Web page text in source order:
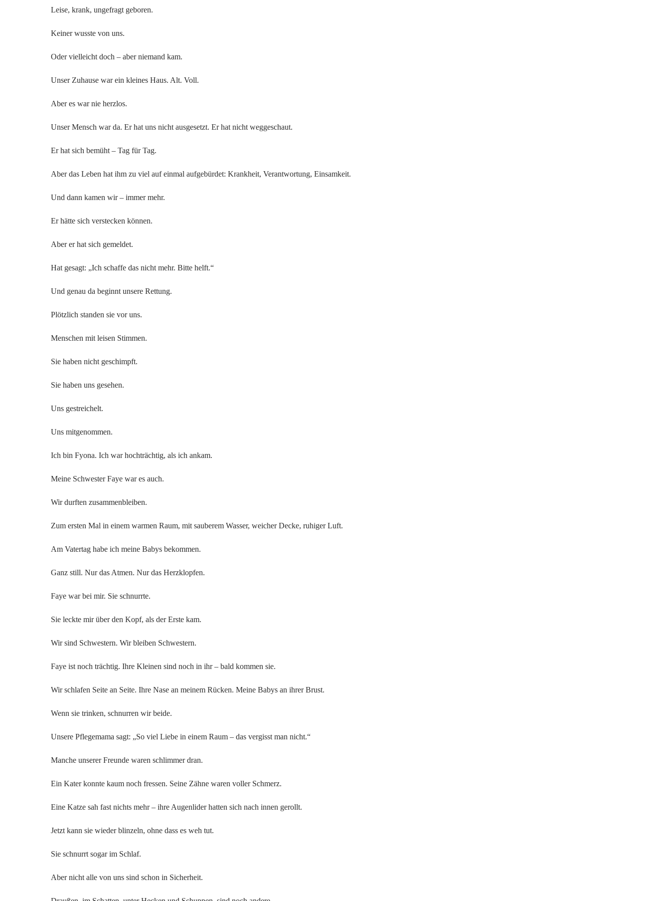
Leise, krank, ungefragt geboren.
Keiner wusste von uns.
Oder vielleicht doch – aber niemand kam.
Unser Zuhause war ein kleines Haus. Alt. Voll.
Aber es war nie herzlos.
Unser Mensch war da. Er hat uns nicht ausgesetzt. Er hat nicht weggeschaut.
Er hat sich bemüht – Tag für Tag.
Aber das Leben hat ihm zu viel auf einmal aufgebürdet: Krankheit, Verantwortung, Einsamkeit.
Und dann kamen wir – immer mehr.
Er hätte sich verstecken können.
Aber er hat sich gemeldet.
Hat gesagt: „Ich schaffe das nicht mehr. Bitte helft.“
Und genau da beginnt unsere Rettung.
Plötzlich standen sie vor uns.
Menschen mit leisen Stimmen.
Sie haben nicht geschimpft.
Sie haben uns gesehen.
Uns gestreichelt.
Uns mitgenommen.
Ich bin Fyona. Ich war hochträchtig, als ich ankam.
Meine Schwester Faye war es auch.
Wir durften zusammenbleiben.
Zum ersten Mal in einem warmen Raum, mit sauberem Wasser, weicher Decke, ruhiger Luft.
Am Vatertag habe ich meine Babys bekommen.
Ganz still. Nur das Atmen. Nur das Herzklopfen.
Faye war bei mir. Sie schnurrte.
Sie leckte mir über den Kopf, als der Erste kam.
Wir sind Schwestern. Wir bleiben Schwestern.
Faye ist noch trächtig. Ihre Kleinen sind noch in ihr – bald kommen sie.
Wir schlafen Seite an Seite. Ihre Nase an meinem Rücken. Meine Babys an ihrer Brust.
Wenn sie trinken, schnurren wir beide.
Unsere Pflegemama sagt: „So viel Liebe in einem Raum – das vergisst man nicht.“
Manche unserer Freunde waren schlimmer dran.
Ein Kater konnte kaum noch fressen. Seine Zähne waren voller Schmerz.
Eine Katze sah fast nichts mehr – ihre Augenlider hatten sich nach innen gerollt.
Jetzt kann sie wieder blinzeln, ohne dass es weh tut.
Sie schnurrt sogar im Schlaf.
Aber nicht alle von uns sind schon in Sicherheit.